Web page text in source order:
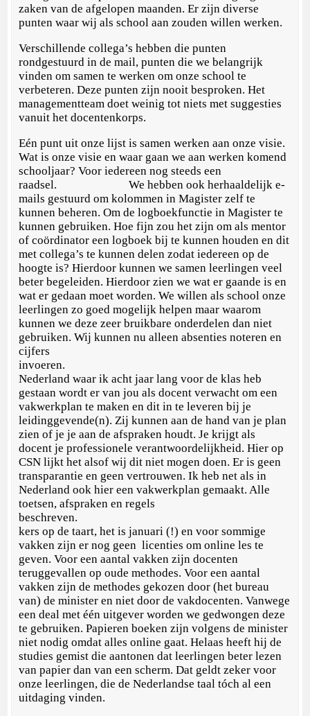
zaken van de afgelopen maanden. Er zijn diverse
punten waar wij als school aan zouden willen werken.
Verschillende collega’s hebben die punten
rondgestuurd in de mail, punten die we belangrijk
vinden om samen te werken om onze school te
verbeteren. Deze punten zijn nooit besproken. Het
managementteam doet weinig tot niets met suggesties
vanuit het docentenkorps.
Eén punt uit onze lijst is samen werken aan onze visie.
Wat is onze visie en waar gaan we aan werken komend
schooljaar? Voor iedereen nog steeds een
raadsel. We hebben ook herhaaldelijk e-
mails gestuurd om kolommen in Magister zelf te
kunnen beheren. Om de logboekfunctie in Magister te
kunnen gebruiken. Hoe fijn zou het zijn om als mentor
of coördinator een logboek bij te kunnen houden en dit
met collega’s te kunnen delen zodat iedereen op de
hoogte is? Hierdoor kunnen we samen leerlingen veel
beter begeleiden. Hierdoor zien we wat er gaande is en
wat er gedaan moet worden. We willen als school onze
leerlingen zo goed mogelijk helpen maar waarom
kunnen we deze zeer bruikbare onderdelen dan niet
gebruiken. Wij kunnen nu alleen absenties noteren en
cijfers
invoeren.
Nederland waar ik acht jaar lang voor de klas heb
gestaan wordt er van jou als docent verwacht om een
vakwerkplan te maken en dit in te leveren bij je
leidinggevende(n). Zij kunnen aan de hand van je plan
zien of je je aan de afspraken houdt. Je krijgt als
docent je professionele verantwoordelijkheid. Hier op
CSN lijkt het alsof wij dit niet mogen doen. Er is geen
transparantie en geen vertrouwen. Ik heb net als in
Nederland ook hier een vakwerkplan gemaakt. Alle
toetsen, afspraken en regels
kers op de taart, het is januari (!) en voor sommige
vakken zijn er nog geen licenties om online les te
geven. Voor een aantal vakken zijn docenten
teruggevallen op oude methodes. Voor een aantal
vakken zijn de methodes gekozen door (het bureau
van) de minister en niet door de vakdocenten. Vanwege
een deal met één uitgever worden we gedwongen deze
te gebruiken. Papieren boeken zijn volgens de minister
niet nodig omdat alles online gaat. Helaas heeft hij de
studies gemist die aantonen dat leerlingen beter lezen
van papier dan van een scherm. Dat geldt zeker voor
onze leerlingen, die de Nederlandse taal tóch al een
uitdaging vinden.